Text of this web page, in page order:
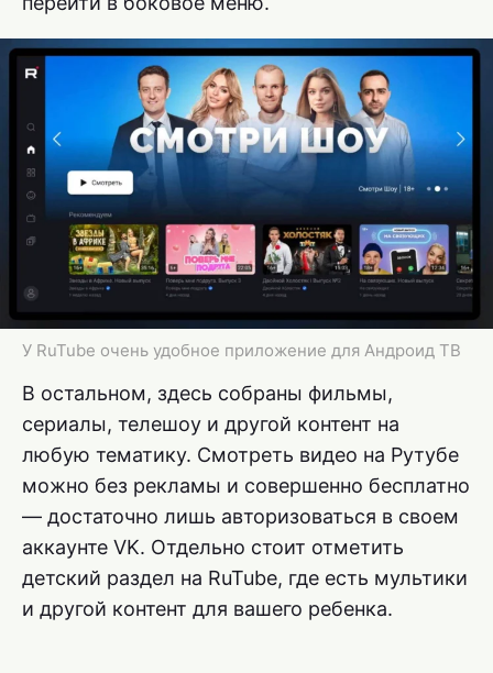
У RuTube очень удобное приложение для Андроид ТВ
В остальном, здесь собраны фильмы,
сериалы, телешоу и другой контент на
любую тематику. Смотреть видео на Рутубе
можно без рекламы и совершенно бесплатно
— достаточно лишь авторизоваться в своем
аккаунте VK. Отдельно стоит отметить
детский раздел на RuTube, где есть мультики
и другой контент для вашего ребенка.